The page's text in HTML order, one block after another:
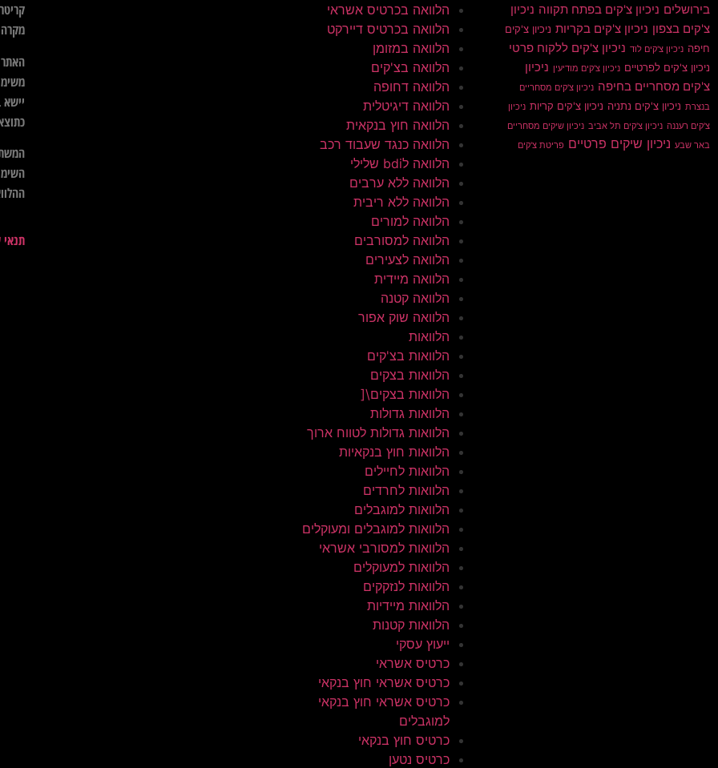
בירושלים ניכיון צ'קים בפתח תקווה ניכיון
צ'קים בצפון ניכיון צ'קים בקריות ניכיון צ'קים
חיפה ניכיון צ'קים לוד ניכיון צ'קים ללקוח פרטי
ניכיון צ'קים לפרטיים ניכיון צ'קים מודיעין ניכיון
צ'קים מסחריים בחיפה ניכיון צ'קים מסחריים
בנצרת ניכיון צ'קים נתניה ניכיון צ'קים קריות ניכיון
צ'קים רעננה ניכיון צ'קים תל אביב ניכיון שיקים מסחריים
באר שבע ניכיון שיקים פרטיים פריטת צ'קים
הלוואה בכרטיס אשראי
הלוואה בכרטיס דיירקט
הלוואה במזומן
הלוואה בצ'קים
הלוואה דחופה
הלוואה דיגיטלית
הלוואה חוץ בנקאית
הלוואה כנגד שעבוד רכב
הלוואה לbdi שלילי
הלוואה ללא ערבים
הלוואה ללא ריבית
הלוואה למורים
הלוואה למסורבים
הלוואה לצעירים
הלוואה מיידית
הלוואה קטנה
הלוואה שוק אפור
הלוואות
הלוואות בצ'קים
הלוואות בצקים
הלוואות בצקים\[
הלוואות גדולות
הלוואות גדולות לטווח ארוך
הלוואות חוץ בנקאיות
הלוואות לחיילים
הלוואות לחרדים
הלוואות למוגבלים
הלוואות למוגבלים ומעוקלים
הלוואות למסורבי אשראי
הלוואות למעוקלים
הלוואות לנזקקים
הלוואות מיידיות
הלוואות קטנות
ייעוץ עסקי
כרטיס אשראי
כרטיס אשראי חוץ בנקאי
כרטיס אשראי חוץ בנקאי
למוגבלים
כרטיס חוץ בנקאי
כרטיס נטען
מקרה
האתר